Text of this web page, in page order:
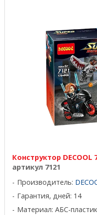
Конструктор
артикул 7121
Производитель:
Гарантия, дней: 14
Материал: АБС-пластик